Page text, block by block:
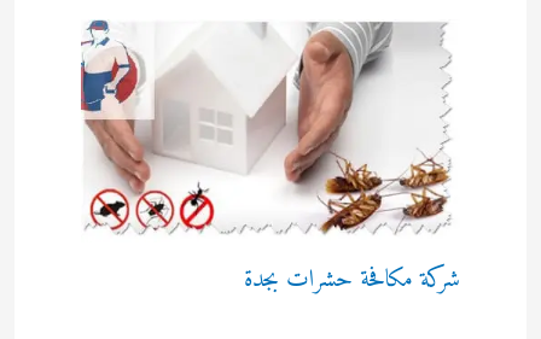
شركة مكافحة حشرات بجدة